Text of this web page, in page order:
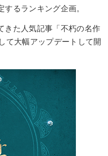
するランキング企画。
きた人気記事「不朽の名作
て大幅アップデートして開